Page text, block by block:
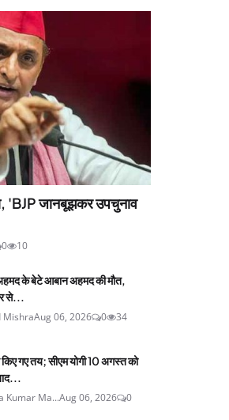
'BJP जानबूझकर उपचुनाव
0 10
के बेटे आबान अहमद की मौत,
से...
MishraAug 06, 2026 0 34
किए गए तय; सीएम योगी 10 अगस्त को
Kumar Ma...Aug 06, 2026
0